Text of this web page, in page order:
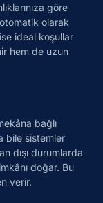
göre
olarak
ideal koşullar
hem de uzun
bağlı
bile sistemler
dışı durumlarda
doğar. Bu
verir.